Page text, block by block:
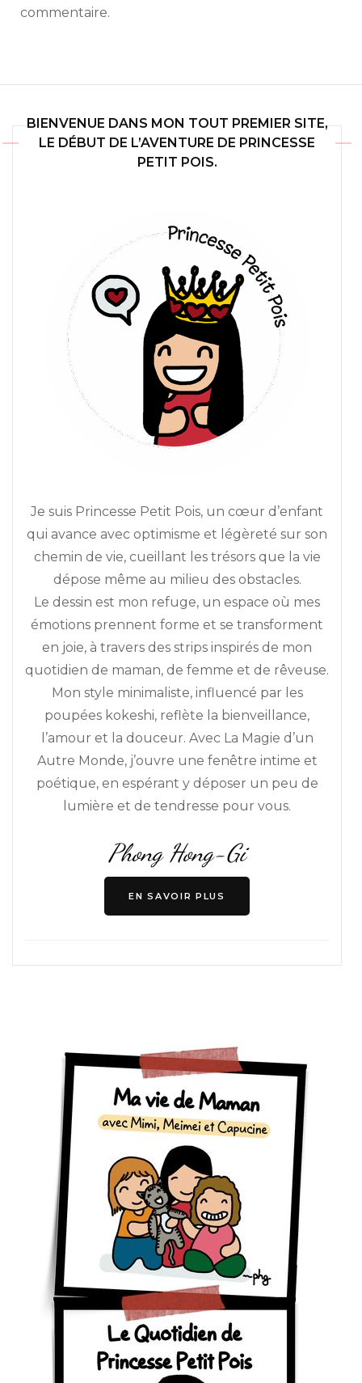
commentaire.
BIENVENUE DANS MON TOUT PREMIER SITE,
LE DÉBUT DE L’AVENTURE DE PRINCESSE
PETIT POIS.
Je suis Princesse Petit Pois, un cœur d’enfant
qui avance avec optimisme et légèreté sur son
chemin de vie, cueillant les trésors que la vie
dépose même au milieu des obstacles.
Le dessin est mon refuge, un espace où mes
émotions prennent forme et se transforment
en joie, à travers des strips inspirés de mon
quotidien de maman, de femme et de rêveuse.
Mon style minimaliste, influencé par les
poupées kokeshi, reflète la bienveillance,
l’amour et la douceur. Avec La Magie d’un
Autre Monde, j’ouvre une fenêtre intime et
poétique, en espérant y déposer un peu de
lumière et de tendresse pour vous.
Phong Hong-Gi
EN SAVOIR PLUS